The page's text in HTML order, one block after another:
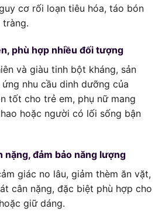
cơ rối loạn tiêu hóa, táo bón
tràng.
phù hợp nhiều đối tượng
và giàu tinh bột kháng, sản
nhu cầu dinh dưỡng của
tốt cho trẻ em, phụ nữ mang
hoặc người có lối sống bận
nặng, đảm bảo năng lượng
giác no lâu, giảm thèm ăn vặt,
cân nặng, đặc biệt phù hợp cho
giữ dáng.